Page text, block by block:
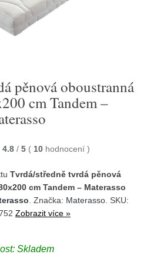
pěnová oboustranná
cm Tandem –
4.8 / 5 ( 10 hodnocení )
Tvrdá/středně tvrdá pěnová
cm Tandem – Materasso
. Značka: Materasso. SKU:
Zobrazit více »
Skladem